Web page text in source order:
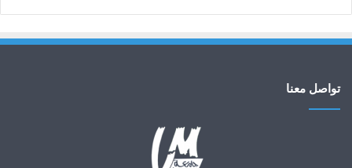
تواصل معنا